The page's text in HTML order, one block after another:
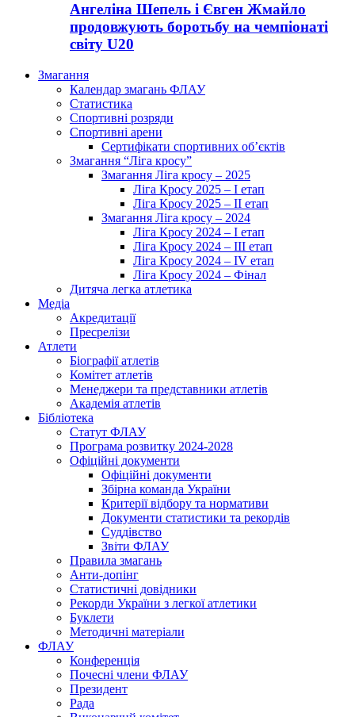
Ангеліна Шепель і Євген Жмайло
продовжують боротьбу на чемпіонаті
світу U20
Змагання
Календар змагань ФЛАУ
Статистика
Спортивні розряди
Спортивні арени
Сертифікати спортивних об’єктів
Змагання “Ліга кросу”
Змагання Ліга кросу – 2025
Ліга Кросу 2025 – I етап
Ліга Кросу 2025 – II етап
Змагання Ліга кросу – 2024
Ліга Кросу 2024 – I етап
Ліга Кросу 2024 – III етап
Ліга Кросу 2024 – IV етап
Ліга Кросу 2024 – Фінал
Дитяча легка атлетика
Медіа
Акредитації
Пресрелізи
Атлети
Біографії атлетів
Комітет атлетів
Менеджери та представники атлетів
Академія атлетів
Бібліотека
Статут ФЛАУ
Програма розвитку 2024-2028
Офіційні документи
Офіційні документи
Збірна команда України
Критерії відбору та нормативи
Документи статистики та рекордів
Суддівство
Звіти ФЛАУ
Правила змагань
Анти-допінг
Статистичні довідники
Рекорди України з легкої атлетики
Буклети
Методичні матеріали
ФЛАУ
Конференція
Почесні члени ФЛАУ
Президент
Рада